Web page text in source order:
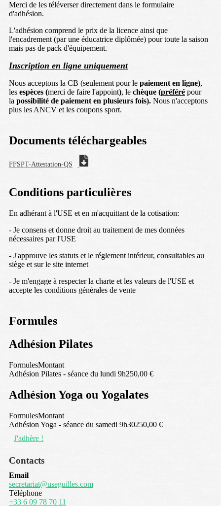
Merci de les téléverser directement dans le formulaire
d'adhésion.
L'adhésion comprend le prix de la licence ainsi que
l'encadrement (par une éducatrice diplômée) pour toute la saison
mais pas de pack d'équipement.
Inscription en ligne uniquement
Nous acceptons la CB (seulement pour le paiement en ligne),
les espèces (merci de faire l'appoint), le chèque (préféré pour
la possibilité de paiement en plusieurs fois). Nous n'acceptons
plus les ANCV et les coupons sport.
Documents téléchargeables
FFSPT-Attestation-QS
Conditions particulières
En adhérant à l'USE et en m'acquittant de la cotisation:
- Je consens et donne droit au traitement de mes données
nécessaires par l'USE
- J'approuve les statuts et le réglement intérieur, consultables au
siège et sur le site internet
- Je m'engage à respecter la charte et les valeurs de l'USE et
accepte les conditions générales de vente
Formules
Adhésion Pilates
FormulesMontant
Adhésion Pilates - séance du lundi 9h250,00 €
Adhésion Yoga ou Yogalates
FormulesMontant
Adhésion Yoga - séance du samedi 9h30250,00 €
J'adhère !
Contacts
Email
secretariat@useguilles.com
Téléphone
+33 6 09 78 70 11